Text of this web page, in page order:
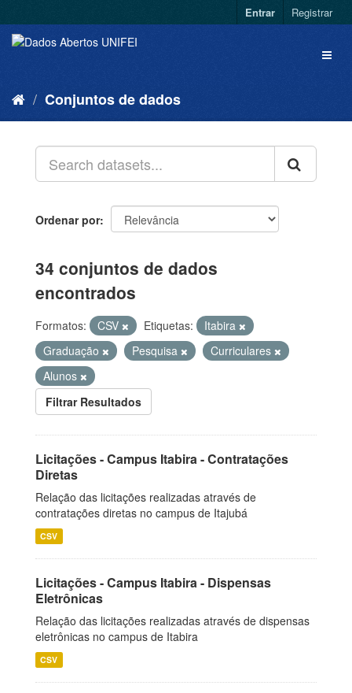
Entrar Registrar
Conjuntos de dados
Ordenar por
34 conjuntos de dados
encontrados
Formatos: CSV Etiquetas:
Itabira
Graduação
Pesquisa
Curriculares
Alunos
Filtrar Resultados
Licitações - Campus Itabira - Contratações
Diretas
Relação das licitações realizadas através de
contratações diretas no campus de Itajubá
CSV
Licitações - Campus Itabira - Dispensas
Eletrônicas
Relação das licitações realizadas através de dispensas
eletrônicas no campus de Itabira
CSV